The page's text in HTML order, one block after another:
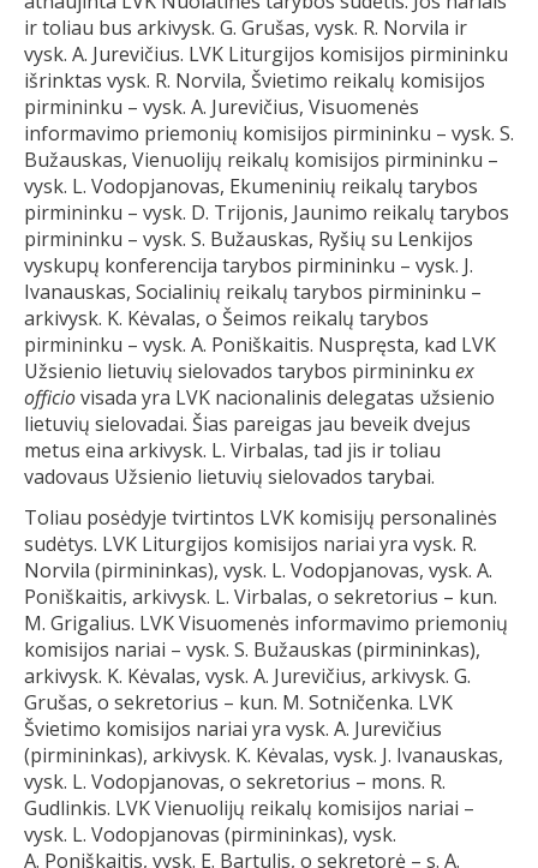
ir toliau bus arkivysk. G. Grušas, vysk. R. Norvila ir
vysk. A. Jurevičius. LVK Liturgijos komisijos pirmininku
išrinktas vysk. R. Norvila, Švietimo reikalų komisijos
pirmininku – vysk. A. Jurevičius, Visuomenės
informavimo priemonių komisijos pirmininku – vysk. S.
Bužauskas, Vienuolijų reikalų komisijos pirmininku –
vysk. L. Vodopjanovas, Ekumeninių reikalų tarybos
pirmininku – vysk. D. Trijonis, Jaunimo reikalų tarybos
pirmininku – vysk. S. Bužauskas, Ryšių su Lenkijos
vyskupų konferencija tarybos pirmininku – vysk. J.
Ivanauskas, Socialinių reikalų tarybos pirmininku –
arkivysk. K. Kėvalas, o Šeimos reikalų tarybos
pirmininku – vysk. A. Poniškaitis. Nuspręsta, kad LVK
Užsienio lietuvių sielovados tarybos pirmininku ex
officiovisada yra LVK nacionalinis delegatas užsienio
lietuvių sielovadai. Šias pareigas jau beveik dvejus
metus eina arkivysk. L. Virbalas, tad jis ir toliau
vadovaus Užsienio lietuvių sielovados tarybai.
Toliau posėdyje tvirtintos LVK komisijų personalinės
sudėtys. LVK Liturgijos komisijos nariai yra vysk. R.
Norvila (pirmininkas), vysk. L. Vodopjanovas, vysk. A.
Poniškaitis, arkivysk. L. Virbalas, o sekretorius – kun.
M. Grigalius. LVK Visuomenės informavimo priemonių
komisijos nariai – vysk. S. Bužauskas (pirmininkas),
arkivysk. K. Kėvalas, vysk. A. Jurevičius, arkivysk. G.
Grušas, o sekretorius – kun. M. Sotničenka. LVK
Švietimo komisijos nariai yra vysk. A. Jurevičius
(pirmininkas), arkivysk. K. Kėvalas, vysk. J. Ivanauskas,
vysk. L. Vodopjanovas, o sekretorius – mons. R.
Gudlinkis. LVK Vienuolijų reikalų komisijos nariai –
vysk. L. Vodopjanovas (pirmininkas), vysk.
A. Poniškaitis, vysk. E. Bartulis, o sekretorė – s. A.